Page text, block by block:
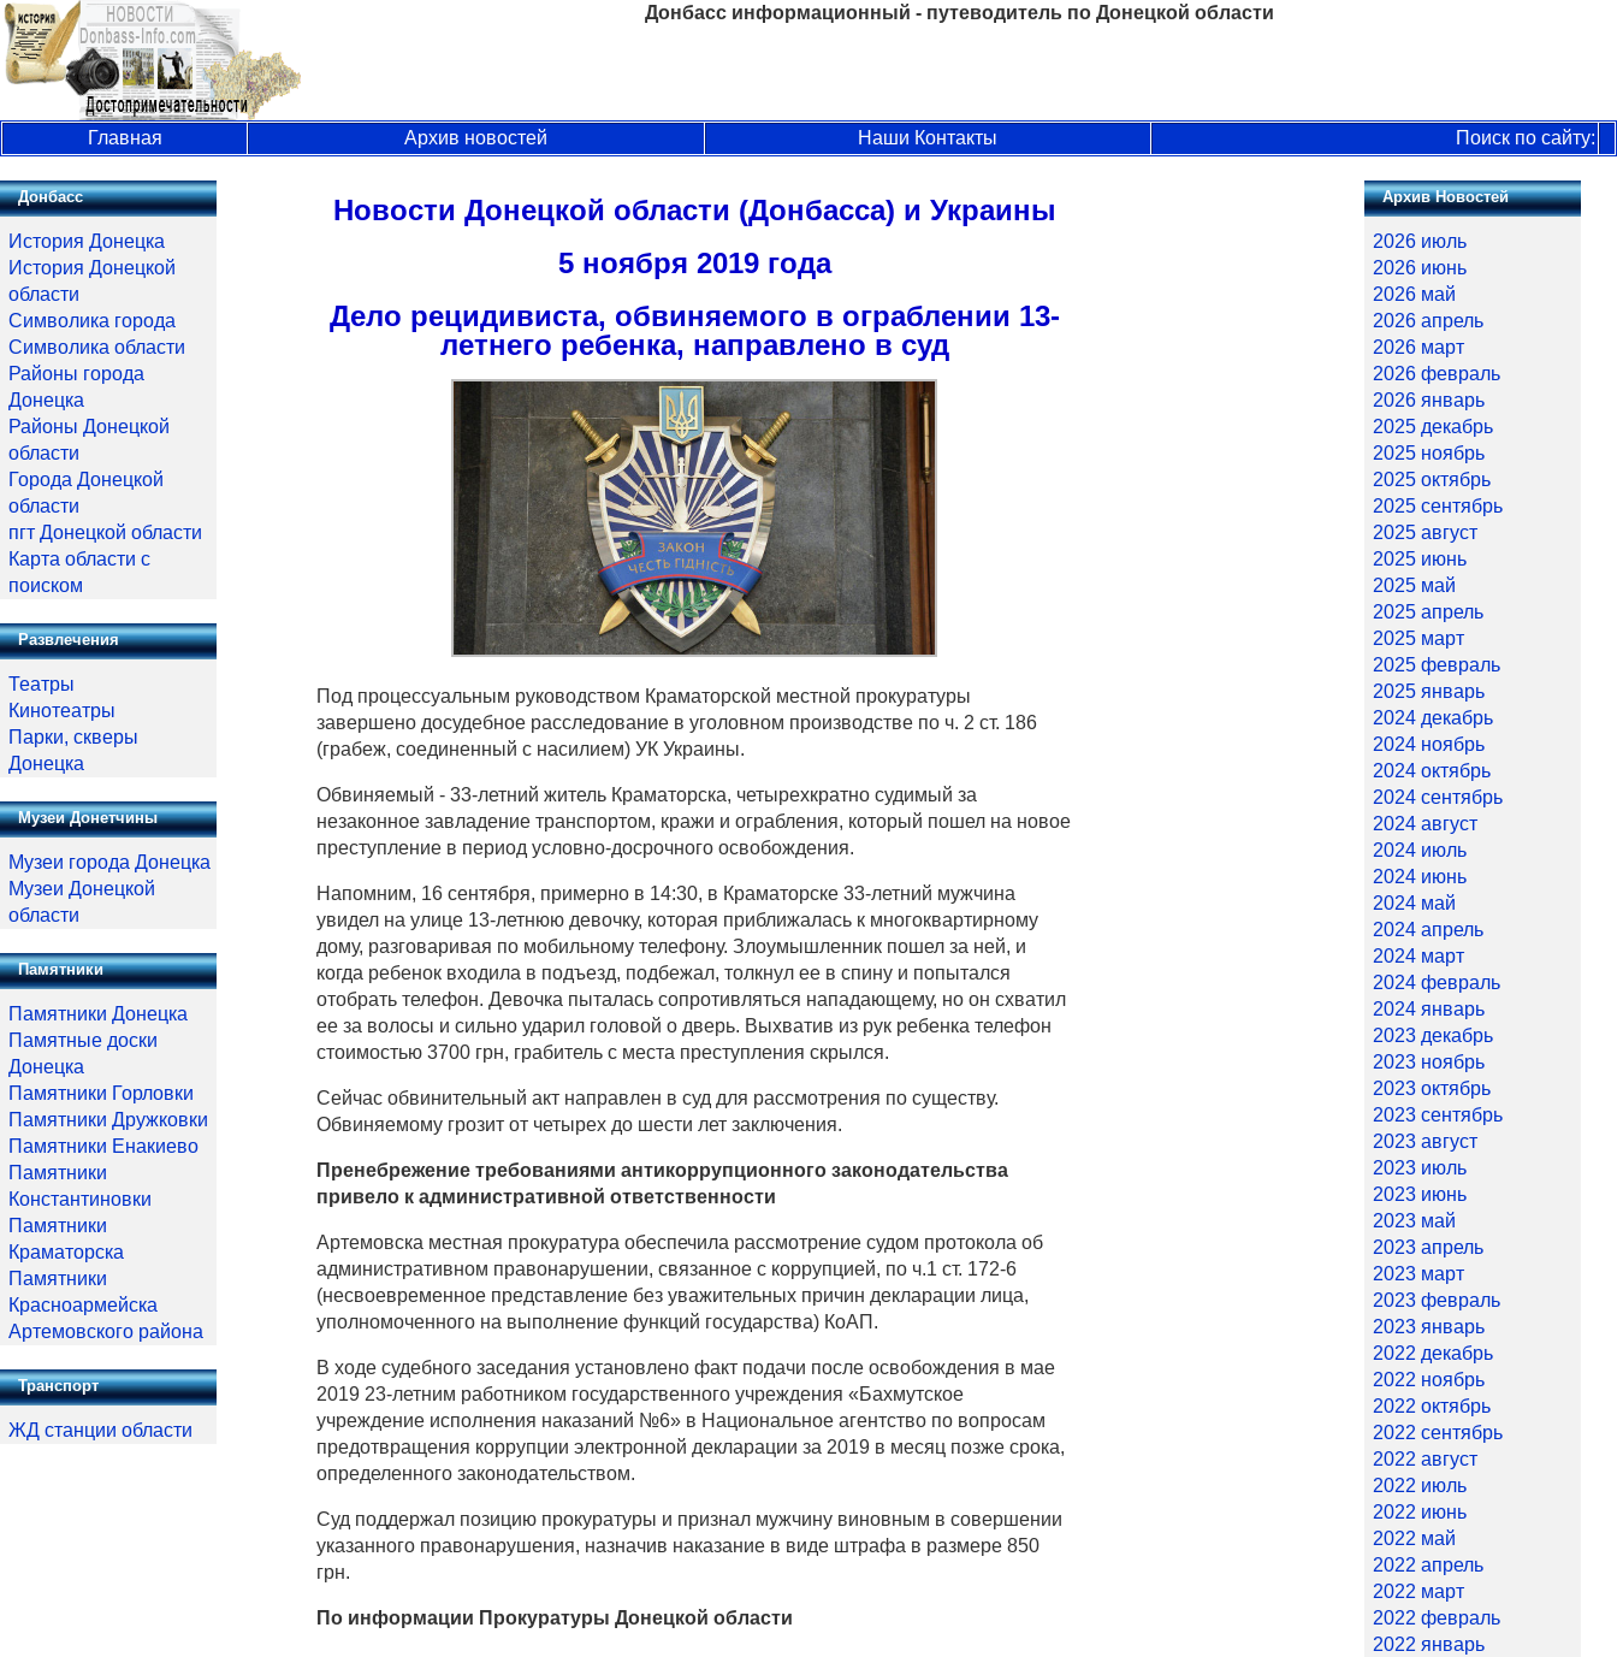
Донбасс информационный - путеводитель по Донецкой области
Главная Архив новостей Наши Контакты Поиск по сайту:
Новости Донецкой области (Донбасса) и Украины
5 ноября 2019 года
Дело рецидивиста, обвиняемого в ограблении 13-
летнего ребенка, направлено в суд
Под процессуальным руководством Краматорской местной прокуратуры
завершено досудебное расследование в уголовном производстве по ч. 2 ст. 186
(грабеж, соединенный с насилием) УК Украины.
Обвиняемый - 33-летний житель Краматорска, четырехкратно судимый за
незаконное завладение транспортом, кражи и ограбления, который пошел на новое
преступление в период условно-досрочного освобождения.
Напомним, 16 сентября, примерно в 14:30, в Краматорске 33-летний мужчина
увидел на улице 13-летнюю девочку, которая приближалась к многоквартирному
дому, разговаривая по мобильному телефону. Злоумышленник пошел за ней, и
когда ребенок входила в подъезд, подбежал, толкнул ее в спину и попытался
отобрать телефон. Девочка пыталась сопротивляться нападающему, но он схватил
ее за волосы и сильно ударил головой о дверь. Выхватив из рук ребенка телефон
стоимостью 3700 грн, грабитель с места преступления скрылся.
Сейчас обвинительный акт направлен в суд для рассмотрения по существу.
Обвиняемому грозит от четырех до шести лет заключения.
Пренебрежение требованиями антикоррупционного законодательства
привело к административной ответственности
Артемовска местная прокуратура обеспечила рассмотрение судом протокола об
административном правонарушении, связанное с коррупцией, по ч.1 ст. 172-6
(несвоевременное представление без уважительных причин декларации лица,
уполномоченного на выполнение функций государства) КоАП.
В ходе судебного заседания установлено факт подачи после освобождения в мае
2019 23-летним работником государственного учреждения «Бахмутское
учреждение исполнения наказаний №6» в Национальное агентство по вопросам
предотвращения коррупции электронной декларации за 2019 в месяц позже срока,
определенного законодательством.
Суд поддержал позицию прокуратуры и признал мужчину виновным в совершении
указанного правонарушения, назначив наказание в виде штрафа в размере 850
грн.
По информации Прокуратуры Донецкой области
Донбасс
История Донецка
История Донецкой
области
Символика города
Символика области
Районы города
Донецка
Районы Донецкой
области
Города Донецкой
области
пгт Донецкой области
Карта области с
поиском
Развлечения
Театры
Кинотеатры
Парки, скверы
Донецка
Музеи Донетчины
Музеи города Донецка
Музеи Донецкой
области
Памятники
Памятники Донецка
Памятные доски
Донецка
Памятники Горловки
Памятники Дружковки
Памятники Енакиево
Памятники
Константиновки
Памятники
Краматорска
Памятники
Красноармейска
Артемовского района
Транспорт
ЖД станции области
Архив Новостей
2026 июль
2026 июнь
2026 май
2026 апрель
2026 март
2026 февраль
2026 январь
2025 декабрь
2025 ноябрь
2025 октябрь
2025 сентябрь
2025 август
2025 июнь
2025 май
2025 апрель
2025 март
2025 февраль
2025 январь
2024 декабрь
2024 ноябрь
2024 октябрь
2024 сентябрь
2024 август
2024 июль
2024 июнь
2024 май
2024 апрель
2024 март
2024 февраль
2024 январь
2023 декабрь
2023 ноябрь
2023 октябрь
2023 сентябрь
2023 август
2023 июль
2023 июнь
2023 май
2023 апрель
2023 март
2023 февраль
2023 январь
2022 декабрь
2022 ноябрь
2022 октябрь
2022 сентябрь
2022 август
2022 июль
2022 июнь
2022 май
2022 апрель
2022 март
2022 февраль
2022 январь